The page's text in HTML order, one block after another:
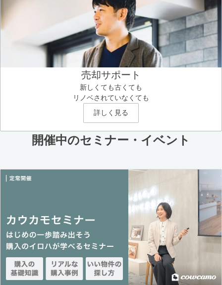
売却サポート
新しくても古くても
リノベされていなくても
詳しく見る
開催中のセミナー・イベント